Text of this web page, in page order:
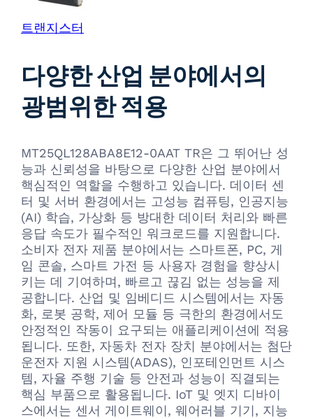
트랜지스터
다양한 산업 분야에서의
광범위한 적용
MT25QL128ABA8E12-0AAT TR은 그 뛰어난 성
능과 신뢰성을 바탕으로 다양한 산업 분야에서
핵심적인 역할을 수행하고 있습니다. 데이터 센
터 및 서버 환경에서는 고성능 컴퓨팅, 인공지능
(AI) 학습, 가상화 등 방대한 데이터 처리와 빠른
응답 속도가 필수적인 워크로드를 지원합니다.
소비자 전자 제품 분야에서는 스마트폰, PC, 게
임 콘솔, 스마트 가전 등 사용자 경험을 향상시
키는 데 기여하며, 빠르고 끊김 없는 성능을 제
공합니다. 산업 및 임베디드 시스템에서는 자동
화, 로봇 공학, 제어 모듈 등 극한의 환경에서도
안정적인 작동이 요구되는 애플리케이션에 적용
됩니다. 또한, 자동차 전자 장치 분야에서는 첨단
운전자 지원 시스템(ADAS), 인포테인먼트 시스
템, 자율 주행 기술 등 안전과 성능이 직결되는
핵심 부품으로 활용됩니다. IoT 및 엣지 디바이
스에서는 센서 게이트웨이, 웨어러블 기기, 지능